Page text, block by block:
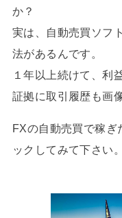
か？
実は、自動売買ソフ
法があるんです。
１年以上続けて、利
証拠に取引履歴も画
FXの自動売買で稼ぎ
ックしてみて下さい。